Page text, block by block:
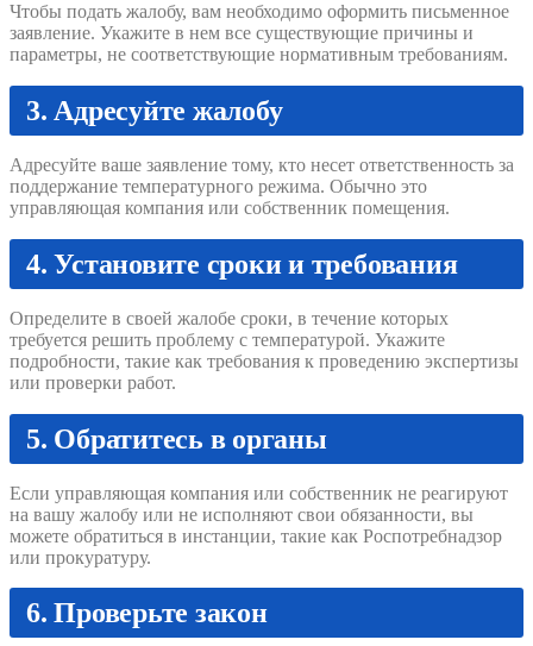
Чтобы подать жалобу, вам необходимо оформить письменное
заявление. Укажите в нем все существующие причины и
параметры, не соответствующие нормативным требованиям.
3. Адресуйте жалобу
Адресуйте ваше заявление тому, кто несет ответственность за
поддержание температурного режима. Обычно это
управляющая компания или собственник помещения.
4. Установите сроки и требования
Определите в своей жалобе сроки, в течение которых
требуется решить проблему с температурой. Укажите
подробности, такие как требования к проведению экспертизы
или проверки работ.
5. Обратитесь в органы
Если управляющая компания или собственник не реагируют
на вашу жалобу или не исполняют свои обязанности, вы
можете обратиться в инстанции, такие как Роспотребнадзор
или прокуратуру.
6. Проверьте закон